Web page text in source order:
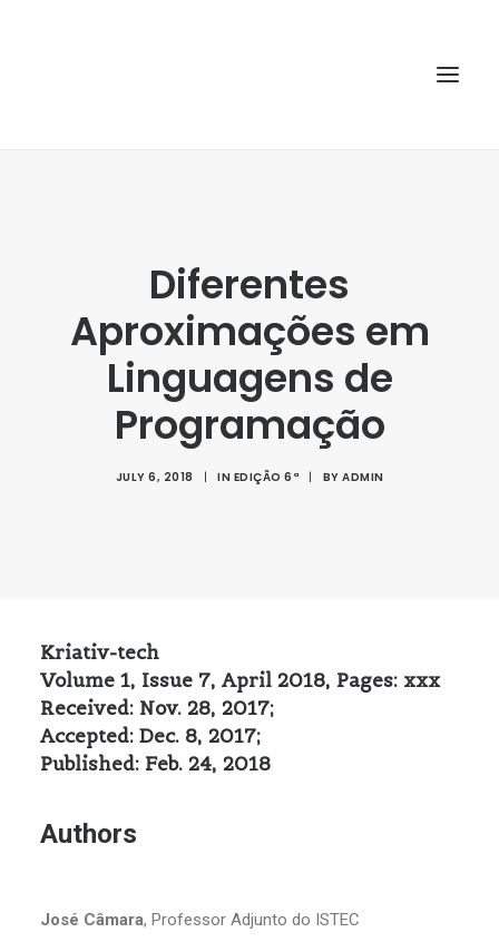
SPECIAL ISSUE
REPOSITORY
SUBMISSION
SEARCH
Diferentes
Aproximações em
Linguagens de
Programação
JULY 6, 2018 | IN EDIÇÃO 6ª | BY ADMIN
Kriativ-tech
Volume 1, Issue 7, April 2018, Pages: xxx
Received: Nov. 28, 2017;
Accepted: Dec. 8, 2017;
Published: Feb. 24, 2018
Authors
José Câmara, Professor Adjunto do ISTEC